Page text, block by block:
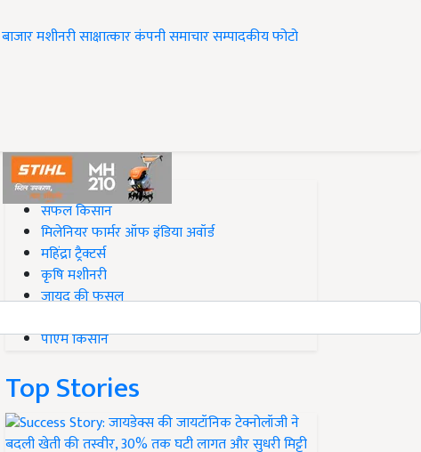
बाजारमशीनरीसाक्षात्कारकंपनी समाचारसम्पादकीयफोटो
#Top on Krishi Jagran
सफल किसान
मिलेनियर फार्मर ऑफ इंडिया अवॉर्ड
महिंद्रा ट्रैक्टर्स
कृषि मशीनरी
जायद की फसल
पीएम किसान
Top Stories